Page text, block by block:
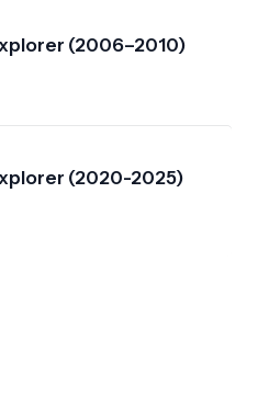
(2006–2010)
(2020-2025)